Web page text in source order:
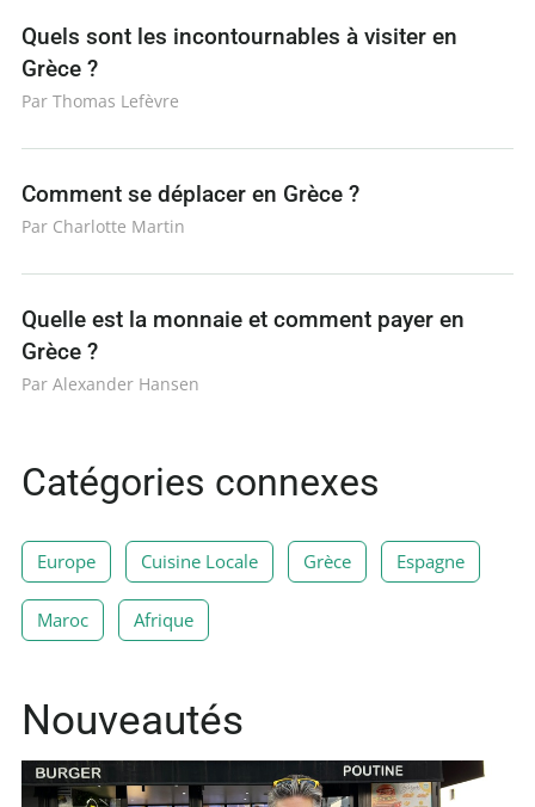
Quels sont les incontournables à visiter en
Grèce ?
Par Thomas Lefèvre
Comment se déplacer en Grèce ?
Par Charlotte Martin
Quelle est la monnaie et comment payer en
Grèce ?
Par Alexander Hansen
Catégories connexes
Europe Cuisine Locale Grèce Espagne
Maroc Afrique
Nouveautés